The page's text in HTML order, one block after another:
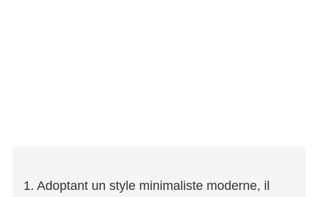
1. Adoptant un style minimaliste moderne, il